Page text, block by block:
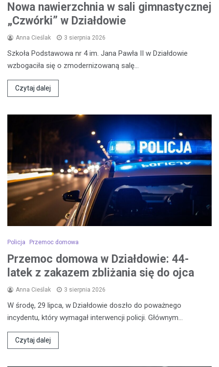
Nowa nawierzchnia w sali gimnastycznej
„Czwórki” w Działdowie
Anna Cieślak 3 sierpnia 2026
Szkoła Podstawowa nr 4 im. Jana Pawła II w Działdowie
wzbogaciła się o zmodernizowaną salę…
Czytaj dalej
Policja Przemoc domowa
Przemoc domowa w Działdowie: 44-
latek z zakazem zbliżania się do ojca
Anna Cieślak 3 sierpnia 2026
W środę, 29 lipca, w Działdowie doszło do poważnego
incydentu, który wymagał interwencji policji. Głównym…
Czytaj dalej